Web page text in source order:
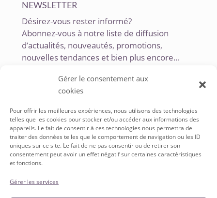
Gérer le consentement aux
cookies
Pour offrir les meilleures expériences, nous utilisons des technologies
telles que les cookies pour stocker et/ou accéder aux informations des
appareils. Le fait de consentir à ces technologies nous permettra de
traiter des données telles que le comportement de navigation ou les ID
uniques sur ce site. Le fait de ne pas consentir ou de retirer son
consentement peut avoir un effet négatif sur certaines caractéristiques
et fonctions.
Gérer les services
NEWSLETTER
Désirez-vous rester informé?
Abonnez-vous à notre liste de diffusion
d’actualités, nouveautés, promotions,
nouvelles tendances et bien plus encore…
SERVICE À LA CLIENTÈLE
Conditions Générales de vente
Politique de Confidentialité